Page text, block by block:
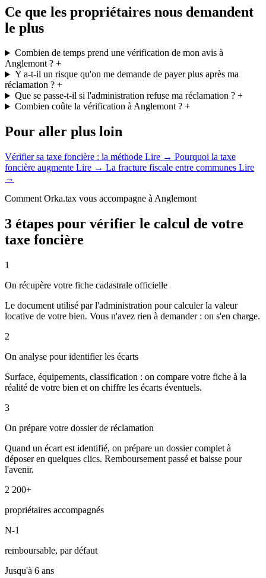
Ce que les propriétaires nous demandent
le plus
Combien de temps prend une vérification de mon avis à
Anglemont ? +
Y a-t-il un risque qu'on me demande de payer plus après ma
réclamation ? +
Que se passe-t-il si l'administration refuse ma réclamation ?+
Combien coûte la vérification à Anglemont ?+
Pour aller plus loin
Vérifier sa taxe foncière : la méthode Lire → Pourquoi la taxe
foncière augmente Lire → La fracture fiscale entre communes Lire
→
Comment Orka.tax vous accompagne à Anglemont
3 étapes pour vérifier le calcul de votre
taxe foncière
1
On récupère votre fiche cadastrale officielle
Le document utilisé par l'administration pour calculer la valeur
locative de votre bien. Vous n'avez rien à demander : on s'en charge.
2
On analyse pour identifier les écarts
Surface, équipements, classification : on compare votre fiche à la
réalité de votre bien et on chiffre les écarts éventuels.
3
On prépare votre dossier de réclamation
Quand un écart est identifié, on prépare un dossier complet à
déposer en quelques clics. Remboursement passé et baisse pour
l'avenir.
2 200+
propriétaires accompagnés
N-1
remboursable, par défaut
Jusqu'à 6 ans